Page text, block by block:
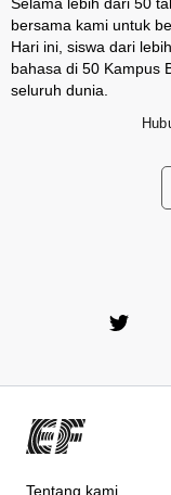
bersama kami untuk
Hari ini, siswa dari
bahasa di 50 Kampus
seluruh dunia.
Tentang kami